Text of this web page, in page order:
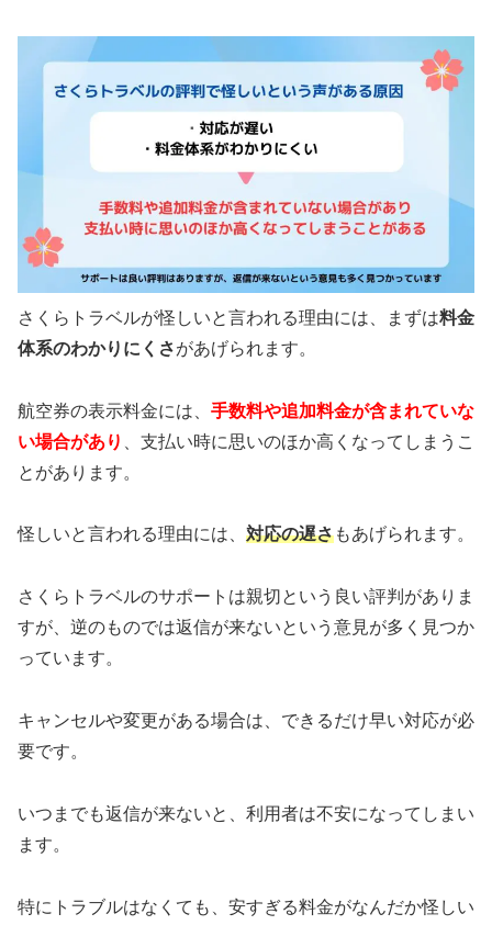
さくらトラベルが怪しいと言われる理由には、まずは料金
体系のわかりにくさがあげられます。
航空券の表示料金には、 手数料や追加料金が含まれていな
い場合があり
、支払い時に思いのほか高くなってしまうこ
とがあります。
怪しいと言われる理由には、 対応の遅さもあげられます。
さくらトラベルのサポートは親切という良い評判がありま
すが、逆のものでは返信が来ないという意見が多く見つか
っています。
キャンセルや変更がある場合は、できるだけ早い対応が必
要です。
いつまでも返信が来ないと、利用者は不安になってしまい
ます。
特にトラブルはなくても、安すぎる料金がなんだか怪しい